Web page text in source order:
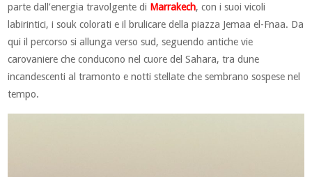
parte dall’energia travolgente di Marrakech, con i suoi vicoli
labirintici, i souk colorati e il brulicare della piazza Jemaa el-Fnaa. Da
qui il percorso si allunga verso sud, seguendo antiche vie
carovaniere che conducono nel cuore del Sahara, tra dune
incandescenti al tramonto e notti stellate che sembrano sospese nel
tempo.